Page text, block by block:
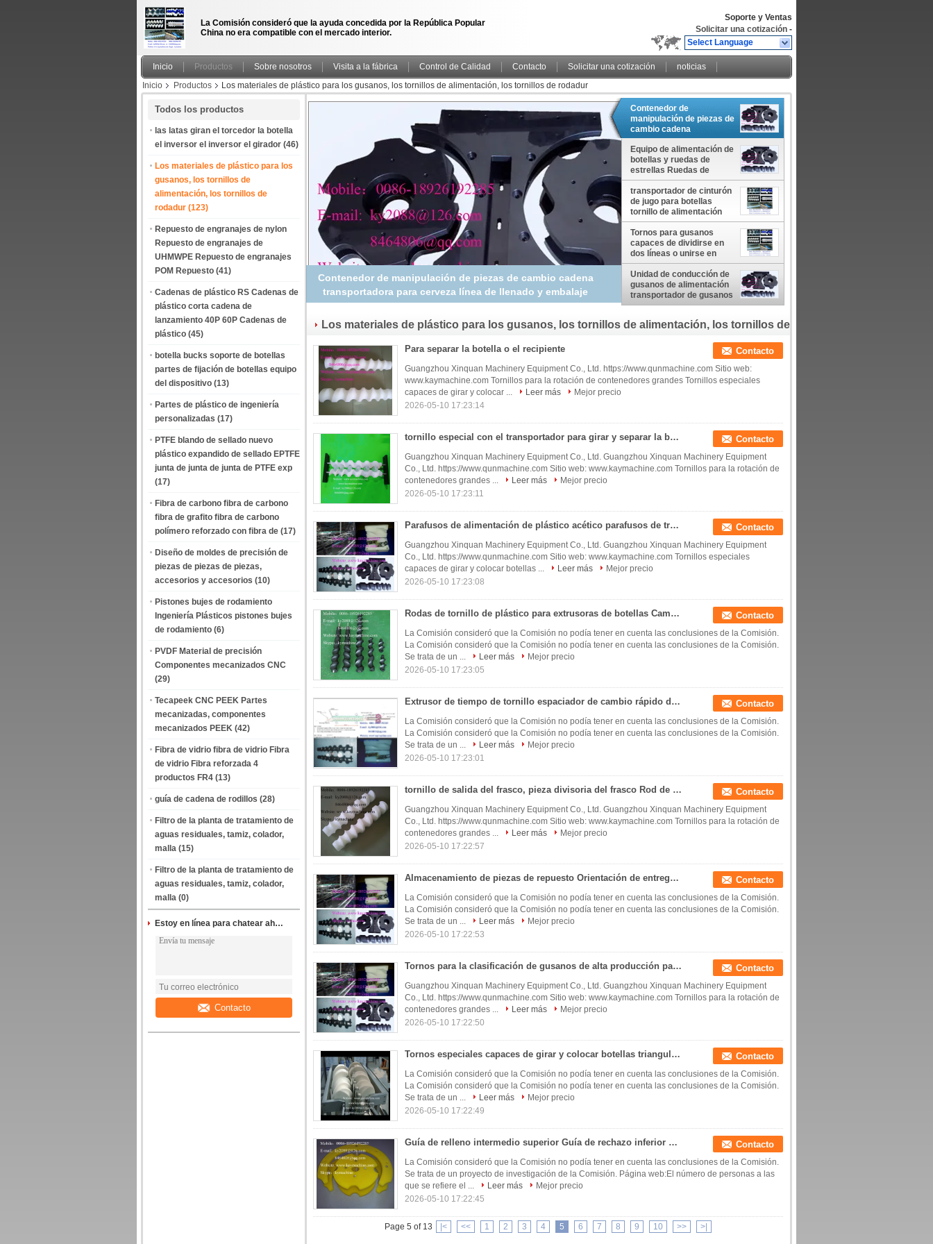
La Comisión consideró que la ayuda concedida por la República Popular
China no era compatible con el mercado interior.
Soporte y Ventas
Solicitar una cotización -
Select Language
Inicio Productos Sobre nosotros Visita a la fábrica Control de Calidad Contacto Solicitar una cotización
noticias
Inicio
Productos Los materiales de plástico para los gusanos, los tornillos de alimentación, los tornillos de rodadur
Todos los productos
las latas giran el torcedor la botella
el inversor el inversor el girador (46)
Los materiales de plástico para los
gusanos, los tornillos de
alimentación, los tornillos de
rodadur (123)
Repuesto de engranajes de nylon
Repuesto de engranajes de
UHMWPE Repuesto de engranajes
POM Repuesto (41)
Cadenas de plástico RS Cadenas de
plástico corta cadena de
lanzamiento 40P 60P Cadenas de
plástico (45)
botella bucks soporte de botellas
partes de fijación de botellas equipo
del dispositivo (13)
Partes de plástico de ingeniería
personalizadas (17)
PTFE blando de sellado nuevo
plástico expandido de sellado EPTFE
junta de junta de junta de PTFE exp
(17)
Fibra de carbono fibra de carbono
fibra de grafito fibra de carbono
polímero reforzado con fibra de (17)
Diseño de moldes de precisión de
piezas de piezas de piezas,
accesorios y accesorios (10)
Pistones bujes de rodamiento
Ingeniería Plásticos pistones bujes
de rodamiento (6)
PVDF Material de precisión
Componentes mecanizados CNC
(29)
Tecapeek CNC PEEK Partes
mecanizadas, componentes
mecanizados PEEK (42)
Fibra de vidrio fibra de vidrio Fibra
de vidrio Fibra reforzada 4
productos FR4 (13)
guía de cadena de rodillos (28)
Filtro de la planta de tratamiento de
aguas residuales, tamiz, colador,
malla (15)
Filtro de la planta de tratamiento de
aguas residuales, tamiz, colador,
malla (0)
Estoy en línea para chatear ahora
Contacto
Contenedor de manipulación de piezas de cambio cadena
transportadora para cerveza línea de llenado y embalaje
ruedas de estrellas de alimentación China fabricante
Contenedor de
manipulación de piezas de
cambio cadena
transportadora para
cerveza línea de llenado y
embalaje ruedas de
estrellas de alimentación
China fabricante
Equipo de alimentación de
botellas y ruedas de
estrellas Ruedas de
estrellas de plástico y
engranajes de plástico
China fabricante
fabricante fábrica
transportador de cinturón
de jugo para botellas
tornillo de alimentación
para botellas tornillos de
alimentación para botellas
piezas de cambio
complejas y equipos de
alimentación para botellas
fabricante
Tornos para gusanos
capaces de dividirse en
dos líneas o unirse en
botellas de una línea
Tornos de dosificación de
alimentos Tornos para
gusanos de clasificación
Unidad de conducción de
gusanos de alimentación
transportador de gusanos
de alimentación ruedas de
ruedas de estrellas
Los materiales de plástico para los gusanos, los tornillos de alimentación, los tornillos de
rodadur
(123)
Para separar la botella o el recipiente Contacto
Guangzhou Xinquan Machinery Equipment Co., Ltd. https://www.qunmachine.com Sitio web:
www.kaymachine.com Tornillos para la rotación de contenedores grandes Tornillos especiales
capaces de girar y colocar ...
Leer más
Mejor precio
2026-05-10 17:23:14
tornillo especial con el transportador para girar y separar la botella vacía Contacto
Guangzhou Xinquan Machinery Equipment Co., Ltd. Guangzhou Xinquan Machinery Equipment
Co., Ltd. https://www.qunmachine.com Sitio web: www.kaymachine.com Tornillos para la rotación de
contenedores grandes ...
Leer más
Mejor precio
2026-05-10 17:23:11
Parafusos de alimentación de plástico acético parafusos de transporte de plásticos parafusos de alimentación de ruedas y parafusos de alimentación de ruedas y parafusos de alimentación de ruedas y parafusos de alimentación de ruedas y parafusos de alimentación de ruedas y parafusos Contacto
Guangzhou Xinquan Machinery Equipment Co., Ltd. Guangzhou Xinquan Machinery Equipment
Co., Ltd. https://www.qunmachine.com Sitio web: www.kaymachine.com Tornillos especiales
capaces de girar y colocar botellas ...
Leer más
Mejor precio
2026-05-10 17:23:08
Rodas de tornillo de plástico para extrusoras de botellas Cambiar piezas guías de alimentación y ruedas de estrellas Soluciones de manipulación de contenedores Contacto
La Comisión consideró que la Comisión no podía tener en cuenta las conclusiones de la Comisión.
La Comisión consideró que la Comisión no podía tener en cuenta las conclusiones de la Comisión.
Se trata de un ...
Leer más
Mejor precio
2026-05-10 17:23:05
Extrusor de tiempo de tornillo espaciador de cambio rápido de piezas unidades de accionamiento de tornillo de tiempo estándar unidad de accionamiento de tornillo Contacto
La Comisión consideró que la Comisión no podía tener en cuenta las conclusiones de la Comisión.
La Comisión consideró que la Comisión no podía tener en cuenta las conclusiones de la Comisión.
Se trata de un ...
Leer más
Mejor precio
2026-05-10 17:23:01
tornillo de salida del frasco, pieza divisoria del frasco Rod de tornillo de plástico para la botella PA66 auger auger POM Contacto
Guangzhou Xinquan Machinery Equipment Co., Ltd. Guangzhou Xinquan Machinery Equipment
Co., Ltd. https://www.qunmachine.com Sitio web: www.kaymachine.com Tornillos para la rotación de
contenedores grandes ...
Leer más
Mejor precio
2026-05-10 17:22:57
Almacenamiento de piezas de repuesto Orientación de entrega de contenedores Válvula de tiempo en voladizo Sistema de entrega de botellas de alta velocidad Contacto
La Comisión consideró que la Comisión no podía tener en cuenta las conclusiones de la Comisión.
La Comisión consideró que la Comisión no podía tener en cuenta las conclusiones de la Comisión.
Se trata de un ...
Leer más
Mejor precio
2026-05-10 17:22:53
Tornos para la clasificación de gusanos de alta producción para cartones tetraédricos y recipientes prismáticos Tornos para recipientes grandes Contacto
Guangzhou Xinquan Machinery Equipment Co., Ltd. Guangzhou Xinquan Machinery Equipment
Co., Ltd. https://www.qunmachine.com Sitio web: www.kaymachine.com Tornillos para la rotación de
contenedores grandes ...
Leer más
Mejor precio
2026-05-10 17:22:50
Tornos especiales capaces de girar y colocar botellas triangulares en la posición regular requerida. Contacto
La Comisión consideró que la Comisión no podía tener en cuenta las conclusiones de la Comisión.
La Comisión consideró que la Comisión no podía tener en cuenta las conclusiones de la Comisión.
Se trata de un ...
Leer más
Mejor precio
2026-05-10 17:22:49
Guía de relleno intermedio superior Guía de rechazo inferior Guía de rechazo inferior Guía de rechazo superior Guía de rechazo fábrica China fabricante China fábrica China productor Contacto
La Comisión consideró que la Comisión no podía tener en cuenta las conclusiones de la Comisión.
Se trata de un proyecto de investigación de la Comisión. Página web:El número de personas a las
que se refiere el ...
Leer más
Mejor precio
2026-05-10 17:22:45
Page 5 of 13 |< << 1 2 3 4 5 6 7 8 9 10 >> >|